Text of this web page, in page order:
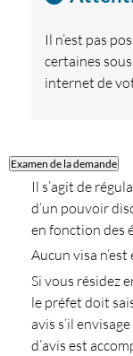
Il n’est pas
certaines
internet de
Examen de la demande
Il s’agit de
d’un pouvoir
en fonction des
Aucun visa n’est
Si vous résidez
le préfet doit
avis s’il
d’avis est